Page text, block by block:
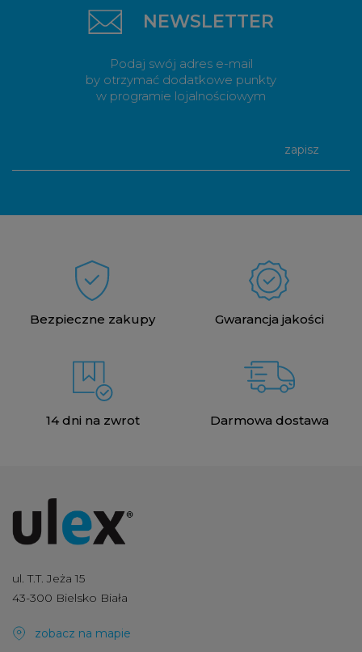
NEWSLETTER
Podaj swój adres e-mail
by otrzymać dodatkowe punkty
w programie lojalnościowym
zapisz
Bezpieczne zakupy Gwarancja jakości
14 dni na zwrot Darmowa dostawa
ul. T.T. Jeża 15
43-300 Bielsko Biała
zobacz na mapie